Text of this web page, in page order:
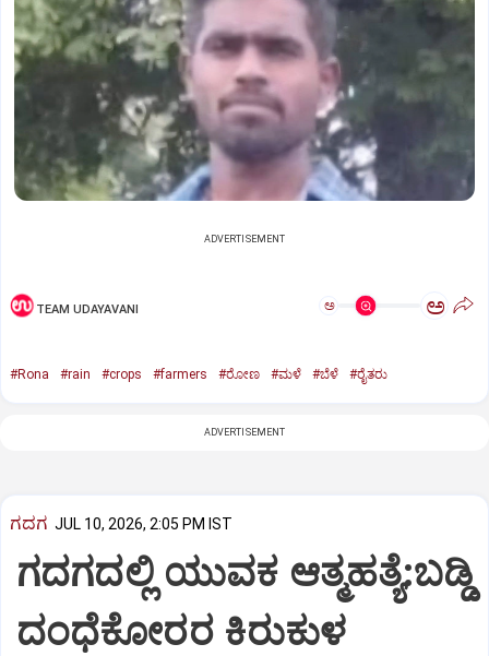
ADVERTISEMENT
TEAM UDAYAVANI ಅ ಅ
#Rona #rain #crops #farmers #ರೋಣ #ಮಳೆ #ಬೆಳೆ #ರೈತರು
ADVERTISEMENT
ಗದಗ JUL 10, 2026, 2:05 PM IST
ಗದಗದಲ್ಲಿ ಯುವಕ ಆತ್ಮಹತ್ಯೆ:ಬಡ್ಡಿ
ದಂಧೆಕೋರರ ಕಿರುಕುಳ